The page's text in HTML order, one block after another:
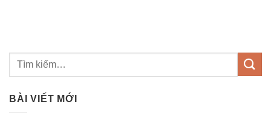
BÀI VIẾT MỚI